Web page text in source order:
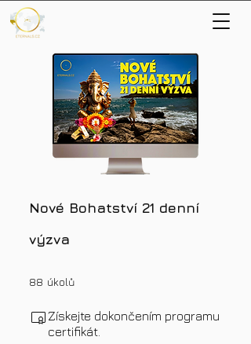
Nové Bohatství 21 denní
výzva
88 úkolů
Získejte dokončením programu
certifikát.